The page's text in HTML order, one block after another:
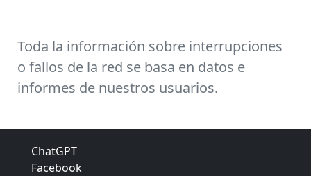
Toda la información sobre interrupciones
o fallos de la red se basa en datos e
informes de nuestros usuarios.
ChatGPT
Facebook